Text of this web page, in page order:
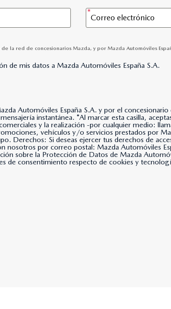
la red de concesionarios Mazda, y por Mazda Automóviles
de mis datos a Mazda Automóviles España S.A.
Automóviles España S.A. y por el
España, S.A. use tus datos para
y la realización -por cualquier medio:
vehículos y/o servicios prestados por
Derechos: Si deseas ejercer tus derechos de
nosotros por correo postal: Mazda Automóviles
sobre la Protección de Datos de Mazda
de consentimiento respecto de cookies y